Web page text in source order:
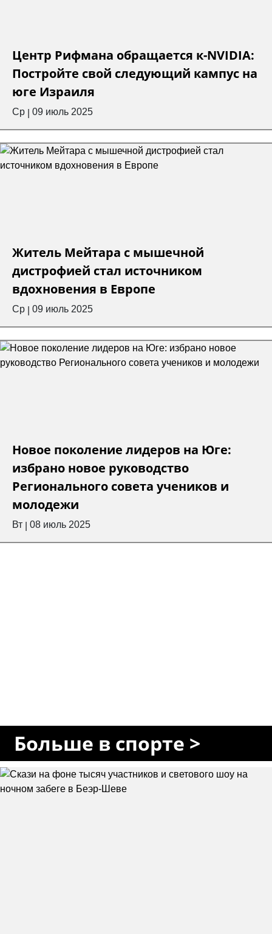
Центр Рифмана обращается к-NVIDIA:
Постройте свой следующий кампус на
юге Израиля
Ср 09 июль 2025
Житель Мейтара с мышечной
дистрофией стал источником
вдохновения в Европе
Ср 09 июль 2025
Новое поколение лидеров на Юге:
избрано новое руководство
Регионального совета учеников и
молодежи
Вт 08 июль 2025
Больше в спорте >